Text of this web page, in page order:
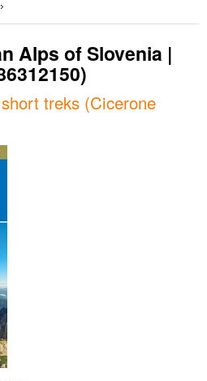
Alps of Slovenia |
treks (Cicerone